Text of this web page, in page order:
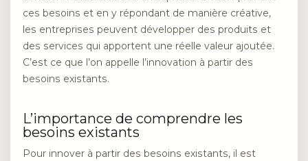
ces besoins et en y répondant de manière créative,
les entreprises peuvent développer des produits et
des services qui apportent une réelle valeur ajoutée.
C’est ce que l’on appelle l’innovation à partir des
besoins existants.
L’importance de comprendre les
besoins existants
Pour innover à partir des besoins existants, il est